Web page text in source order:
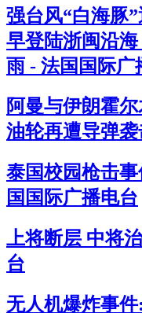
强台风“白海豚
早登陆浙闽沿
雨 - 法国国际广
阿曼与伊朗霍
油轮再遭导弹
泰国校园枪击
国国际广播电台
上将断层 中将
台
无人机爆炸事